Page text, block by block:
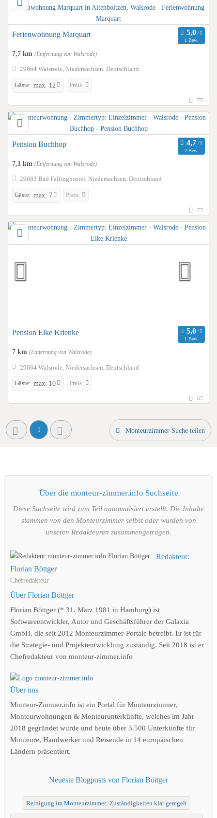
Ferienwohnung Marquart
1 Bew.
7,7 km (Entfernung von Walsrode)
29664 Walsrode, Niedersachsen, Deutschland
Gäste: max. 12 Preis
77
Pension Buchhop
2 Bew.
7,1 km (Entfernung von Walsrode)
29683 Bad Fallingbostel, Niedersachsen, Deutschland
Gäste: max. 7 Preis
77
Pension Elke Krienke
1 Bew.
7 km (Entfernung von Walsrode)
29664 Walsrode, Niedersachsen, Deutschland
Gäste: max. 10 Preis
65
1 Monteurzimmer Suche teilen
Über die monteur-zimmer.info Suchseite
Diese Suchseite wird zum Teil automatisiert erstellt. Die Inhalte
stammen von den Monteurzimmer selbst oder wurden von
unseren Redakteuren zusammengetragen.
Redakteur:
Florian Böttger
Chefredakteur
Über Florian Böttger
Florian Böttger (* 31. März 1981 in Hamburg) ist
Softwareentwickler, Autor und Geschäftsführer der Galaxia
GmbH, die seit 2012 Monteurzimmer-Portale betreibt. Er ist für
die Strategie- und Projektentwicklung zuständig. Seit 2018 ist er
Chefredakteur von monteur-zimmer.info
Über uns
Monteur-Zimmer.info ist ein Portal für Monteurzimmer,
Monteurwohnungen & Monteurunterkünfte, welches im Jahr
2018 gegründet wurde und heute über 3.500 Unterkünfte für
Monteure, Handwerker und Reisende in 14 europäischen
Ländern präsentiert.
Neueste Blogposts von Florian Böttger
Reinigung im Monteurzimmer: Zuständigkeiten klar geregelt